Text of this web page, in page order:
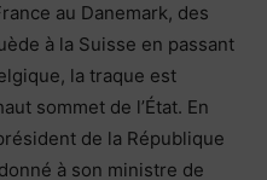
au Danemark, des
à la Suisse en passant
la traque est
sommet de l’État. En
de la République
à son ministre de